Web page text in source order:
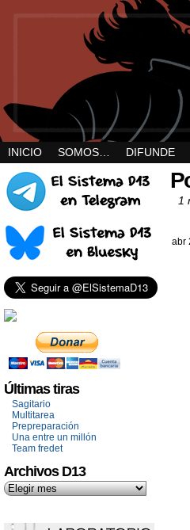
INICIO SOMOS… DIFUNDE
Últimas tiras
Sagitario
Multitarea
Prepreparación
Una entre un millón
Team fredet
Archivos D13
1
abr